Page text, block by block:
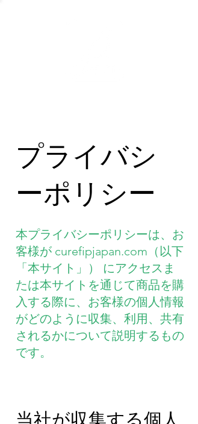
プライバシ
ーポリシー
本プライバシーポリシーは、お
客様が curefipjapan.com（以下
「本サイト」） にアクセスま
たは本サイトを通じて商品を購
入する際に、お客様の個人情報
がどのように収集、利用、共有
されるかについて説明するもの
です。